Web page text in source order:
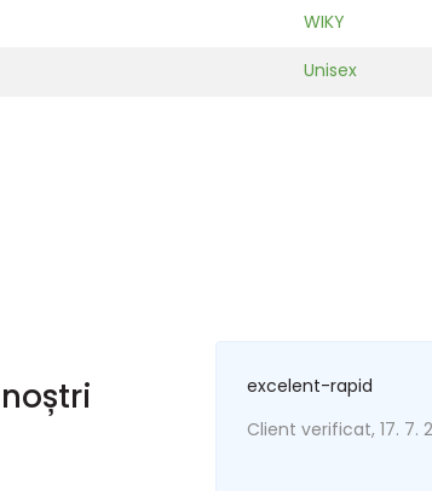
WIKY
Unisex
excelent-rapid
Client verificat, 17. 7.